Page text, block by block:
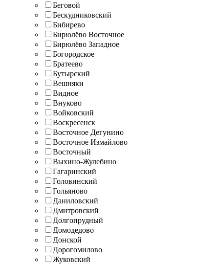
Беговой
Бескудниковский
Бибирево
Бирюлёво Восточное
Бирюлёво Западное
Богородское
Братеево
Бутырский
Вешняки
Видное
Внуково
Войковский
Воскресенск
Восточное Дегунино
Восточное Измайлово
Восточный
Выхино-Жулебино
Гагаринский
Головинский
Гольяново
Даниловский
Дмитровский
Долгопрудный
Домодедово
Донской
Дорогомилово
Жуковский